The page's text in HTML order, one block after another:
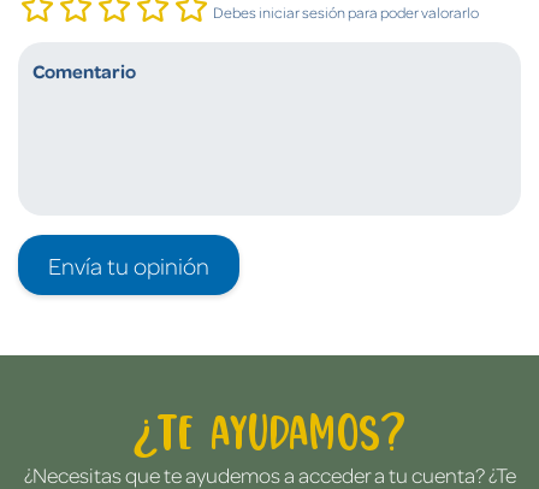
Debes iniciar sesión para poder valorarlo
Envía tu opinión
¿Te ayudamos?
¿Necesitas que te ayudemos a acceder a tu cuenta? ¿Te